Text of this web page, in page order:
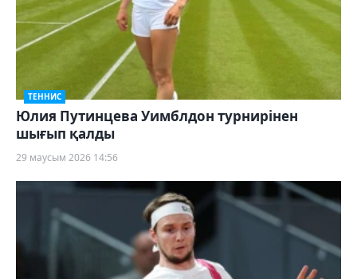
ТЕННИС
Юлия Путинцева Уимблдон турнирінен
шығып қалды
29 маусым 2026 14:56